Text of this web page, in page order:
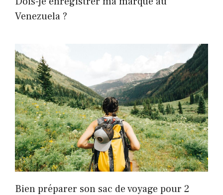
Venezuela ?
Bien préparer son sac de voyage pour 2